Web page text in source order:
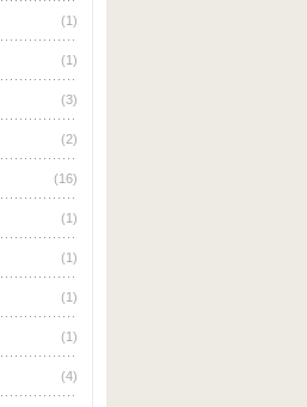
(1)
(1)
(3)
(2)
(16)
(1)
(1)
(1)
(1)
(4)